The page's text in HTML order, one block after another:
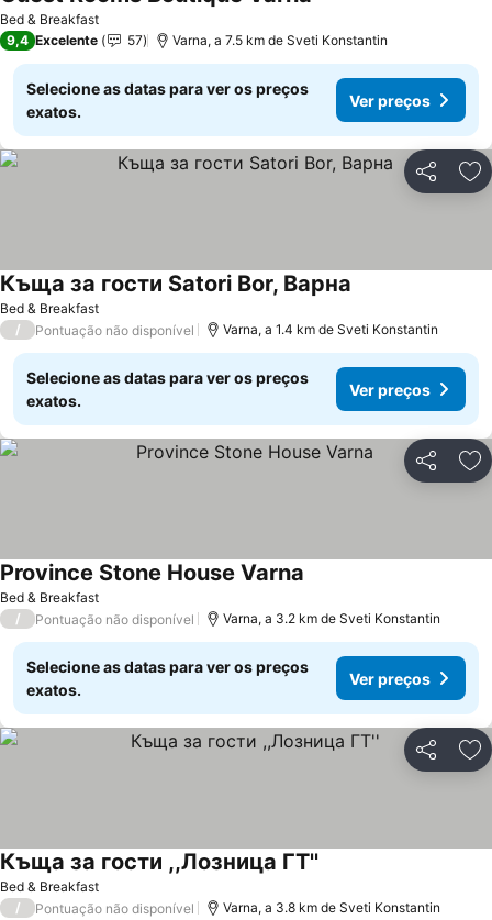
Bed & Breakfast
9,4 Excelente 57 Varna, a 7.5 km de Sveti Konstantin
Selecione as datas para ver os preços
exatos.
Ver preços
Partilhar
Bed & Breakfast
Къща за гости Satori Bor, Варна
/ Pontuação não disponível Varna, a 1.4 km de Sveti Konstantin
Selecione as datas para ver os preços
exatos.
Ver preços
Partilhar
Bed & Breakfast
Province Stone House Varna
/ Pontuação não disponível Varna, a 3.2 km de Sveti Konstantin
Selecione as datas para ver os preços
exatos.
Ver preços
Partilhar
Bed & Breakfast
Къща за гости ,,Лозница ГТ''
/ Pontuação não disponível Varna, a 3.8 km de Sveti Konstantin